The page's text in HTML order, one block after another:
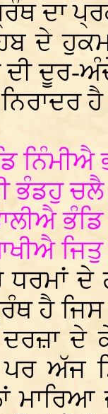
ਦਾ
ਦੇ
ਦੀ ਦੂਰ-
ਭੰਡਹੁ ਚਲੈ
ਭੰਡਿ
ਜਿਤੁ
ਦੇ
ਹੈ ਜਿਸ
ਦੇ
ਅੱਜ
ਮਾਰਿਆ